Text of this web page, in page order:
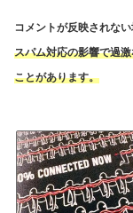
コメントが反映されな
スパム対応の影響で過
ことがあります。